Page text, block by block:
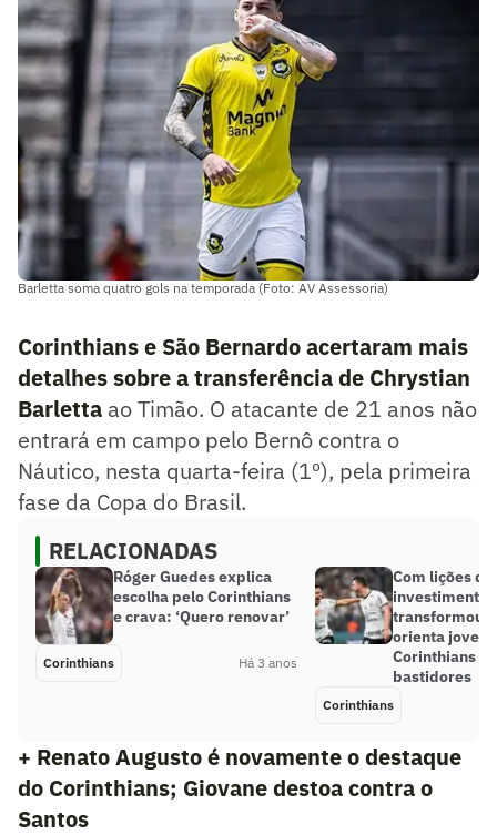
Barletta soma quatro gols na temporada (Foto: AV Assessoria)
Corinthians e São Bernardo acertaram mais
detalhes sobre a transferência de Chrystian
Barletta ao Timão. O atacante de 21 anos não
entrará em campo pelo Bernô contra o
Náutico, nesta quarta-feira (1º), pela primeira
fase da Copa do Brasil.
RELACIONADAS
Róger Guedes explica
escolha pelo Corinthians
e crava: ‘Quero renovar’
Corinthians Há 3 anos
Com lições de
investimento,
transformou
orienta
Corinthians
bastidores
Corinthians
+ Renato Augusto é novamente o destaque
do Corinthians; Giovane destoa contra o
Santos